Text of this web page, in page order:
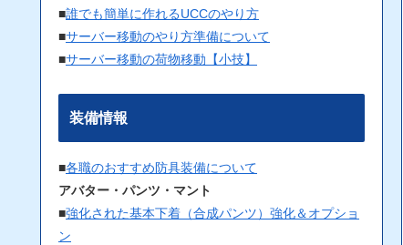
■誰でも簡単に作れるUCCのやり方
■サーバー移動のやり方準備について
■サーバー移動の荷物移動【小技】
装備情報
■各職のおすすめ防具装備について
アバター・パンツ・マント
■強化された基本下着（合成パンツ）強化＆オプショ
ン